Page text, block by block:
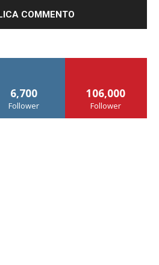
6,700
Follower
106,000
Follower